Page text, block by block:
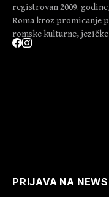
registrovan 2009.
Roma kroz promicanje
romske kulturne,
PRIJAVA NA